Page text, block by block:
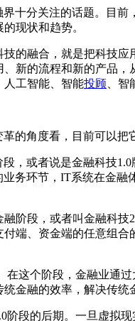
十分关注的话题。目前
现状和趋势。
融合，就是把科技应
新的流程和新的产品
人工智能、智能投顾 、
角度看，目前可以把
或者说是金融科技1.0
务环节，IT系统在金
段，或者叫金融科技
端、资金端的任意组
这个阶段，金融业通过
金融的效率，解决传
段的后期。一旦虚拟现